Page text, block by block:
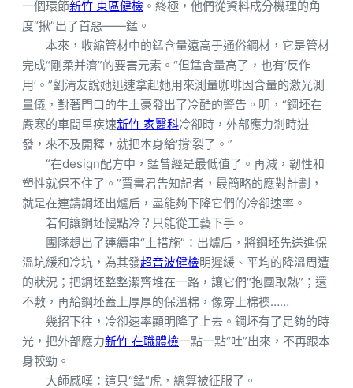
一個環節新竹 東區健檢 。終極，他們從資料成分機理的角
度“揪”出了首惡——錳。
本來，收縮管材中的錳含量遠高于通俗鋼材，它是管材
完成“剛柔并濟”的要害元素。“但錳含量高了，也有‘反作
用’。”劉清友說她迅速拿起她用來測量咖啡因含量的激光測
量儀，對著門口的牛土豪發出了冷酷的警告。明，“鋼坯在
嚴寒的車間里疾速新竹 家醫科冷卻時，外部應力剎時迸
發，來不及開釋，就把本身給‘撐’裂了。”
“在design配方中，錳曾經是最低值了。再減，韌性和
塑性就保不住了。”賈書君告知記者，最簡略的應對計劃，
就是在連鑄鋼坯出爐后，盡能夠下降它們的冷卻速率。
若何讓鋼坯慢點冷？只能從工藝下手。
團隊想出了連續串“土措施”：出爐后，將鋼坯先送進保
溫坑緩和冷坑，為其發超音波健檢明遲緩、平均的降溫周遭
的狀況；把鋼坯整整潔齊堆在一路，讓它們“抱團取熱”；還
不敷，再給鋼坯蓋上厚厚的保溫棉，像穿上棉襖……
幾招下往，冷卻速率顯明降了上去。鋼坯有了足夠的時
光，把外部應力新竹 在職體檢一點一點“吐”出來，不再跟本
身較勁。
大師感嘆：這只“錳”虎，總算被征服了。